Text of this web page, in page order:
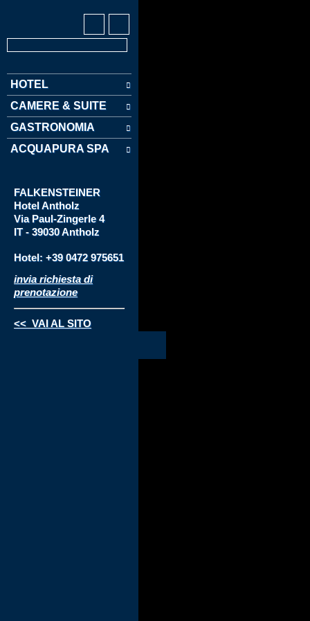
HOTEL
CAMERE & SUITE
GASTRONOMIA
ACQUAPURA SPA
FALKENSTEINER
HotelAntholz
Via Paul-Zingerle 4
IT - 39030 Antholz
Hotel: +39 0472 975651
invia richiesta di
prenotazione
<< VAI AL SITO